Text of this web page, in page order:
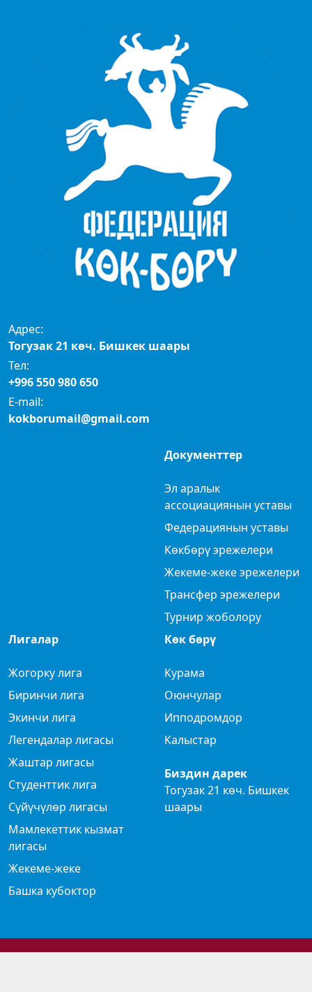
Адрес:
Тогузак 21 көч. Бишкек шаары
Тел:
+996 550 980 650
E-mail:
kokborumail@gmail.com
Документтер
Эл аралык
ассоциациянын уставы
Федерациянын уставы
Көкбөрү эрежелери
Жекеме-жеке эрежелери
Трансфер эрежелери
Турнир жоболору
Лигалар
Жогорку лига
Биринчи лига
Экинчи лига
Легендалар лигасы
Жаштар лигасы
Студенттик лига
Сүйүчүлөр лигасы
Мамлекеттик кызмат
лигасы
Жекеме-жеке
Башка кубоктор
Көк бөрү
Курама
Оюнчулар
Ипподромдор
Калыстар
Биздин дарек
Тогузак 21 көч. Бишкек
шаары